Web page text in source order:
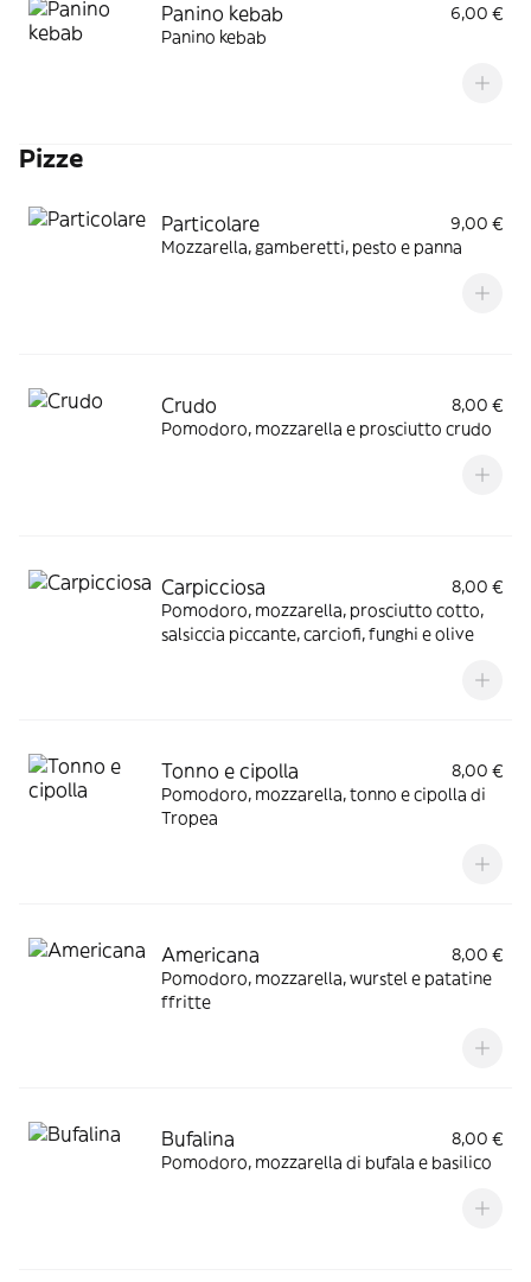
Panino kebab
6,00 €
Panino kebab
Pizze
Particolare
9,00 €
Mozzarella, gamberetti, pesto e panna
Crudo
8,00 €
Pomodoro, mozzarella e prosciutto crudo
Carpicciosa
8,00 €
Pomodoro, mozzarella, prosciutto cotto,
salsiccia piccante, carciofi, funghi e olive
Tonno e cipolla
8,00 €
Pomodoro, mozzarella, tonno e cipolla di
Tropea
Americana
8,00 €
Pomodoro, mozzarella, wurstel e patatine
ffritte
Bufalina
8,00 €
Pomodoro, mozzarella di bufala e basilico